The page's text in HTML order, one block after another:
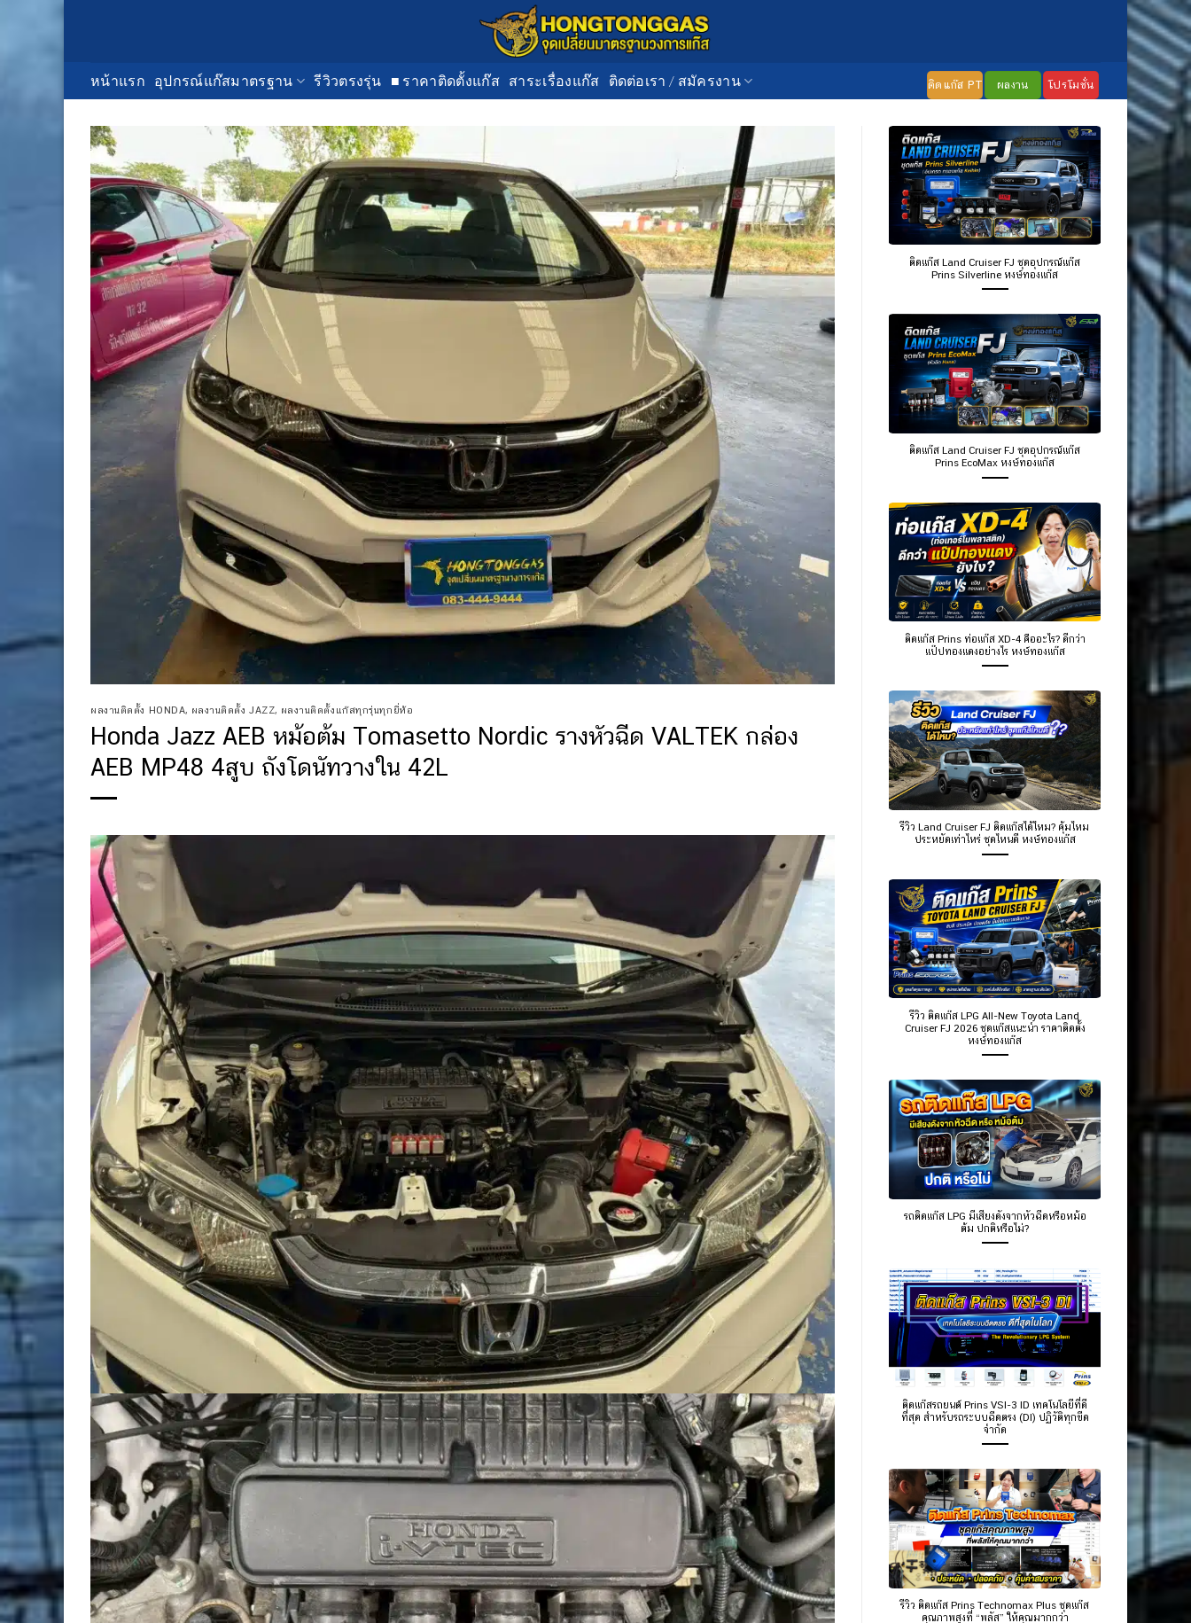
หน้าแรก
อุปกรณ์แก๊สมาตรฐาน รีวิวตรงรุ่น ■ ราคาติดตั้งแก๊ส สาระเรื่องแก๊ส ติดต่อเรา / สมัครงาน ติดแก๊ส PT ผลงาน โปรโมชั่น
ผลงานติดตั้ง HONDA, ผลงานติดตั้ง JAZZ, ผลงานติดตั้งแก๊สทุกรุ่นทุกยี่ห้อ
Honda Jazz AEB หม้อต้ม Tomasetto Nordic รางหัวฉีด VALTEK กล่อง
AEB MP48 4สูบ ถังโดนัทวางใน 42L
ติดแก๊ส Land Cruiser FJ ชุดอุปกรณ์แก๊ส
Prins Silverline หงษ์ทองแก๊ส
ติดแก๊ส Land Cruiser FJ ชุดอุปกรณ์แก๊ส
Prins EcoMax หงษ์ทองแก๊ส
ติดแก๊ส Prins ท่อแก๊ส XD-4 คืออะไร? ดีกว่า
แป๊ปทองแดงอย่างไร หงษ์ทองแก๊ส
รีวิว Land Cruiser FJ ติดแก๊สได้ไหม? คุ้มไหม
ประหยัดเท่าไหร่ ชุดไหนดี หงษ์ทองแก๊ส
รีวิว ติดแก๊ส LPG All-New Toyota Land
Cruiser FJ 2026 ชุดแก๊สแนะนำ ราคาติดตั้ง
หงษ์ทองแก๊ส
รถติดแก๊ส LPG มีเสียงดังจากหัวฉีดหรือหม้อ
ต้ม ปกติหรือไม่?
ติดแก๊สรถยนต์ Prins VSI-3 ID เทคโนโลยีที่ดี
ที่สุด สำหรับรถระบบฉีดตรง (DI) ปฏิวัติทุกขีด
จำกัด
รีวิว ติดแก๊ส Prins Technomax Plus ชุดแก๊ส
คุณภาพสูงที่ “พลัส” ให้คุณมากกว่า